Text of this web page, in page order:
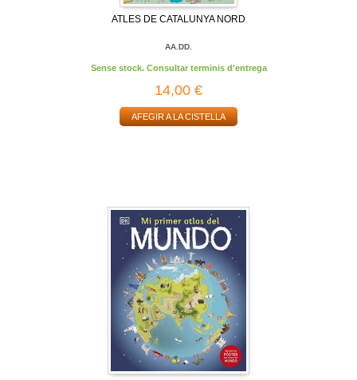
ATLES DE CATALUNYA NORD
AA.DD.
Sense stock. Consultar terminis d'entrega
14,00 €
AFEGIR A LA CISTELLA